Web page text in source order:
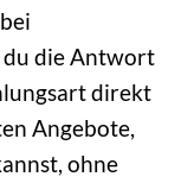
du die Antwort
direkt
Angebote,
ohne